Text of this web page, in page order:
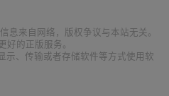
来自网络，版权争议与本站无关。
的正版服务。
示、传输或者存储软件等方式使用软